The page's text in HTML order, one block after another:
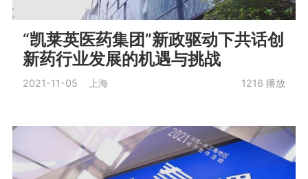
“凯莱英医药集团”新政驱动下共话创
新药行业发展的机遇与挑战
2021-11-05 上海 1216 播放